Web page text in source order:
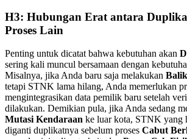
H3: Hubungan Erat antara
Proses Lain
Penting untuk dicatat bahwa kebutuhan akan
sering kali muncul bersamaan dengan
Misalnya, jika Anda baru saja melakukan
tetapi STNK lama hilang, Anda memerlukan
mengintegrasikan data pemilik baru setelah
dilakukan. Demikian pula, jika Anda sedang
Mutasi Kendaraan ke luar kota, STNK yang
diganti duplikatnya sebelum proses Cabut